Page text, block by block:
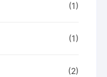
(1)
(1)
(2)